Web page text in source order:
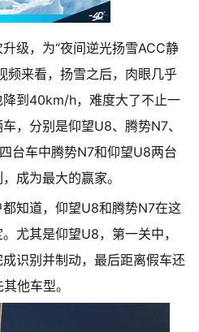
级，为“夜间逆光扬雪ACC静
频来看，扬雪之后，肉眼几乎
到40km/h，难度大了不止一
，分别是仰望U8、腾势N7、
台车中腾势N7和仰望U8两台
成为最大的赢家。
知道，仰望U8和腾势N7在这
尤其是仰望U8，第一关中，
识别并制动，最后距离假车还
他车型。